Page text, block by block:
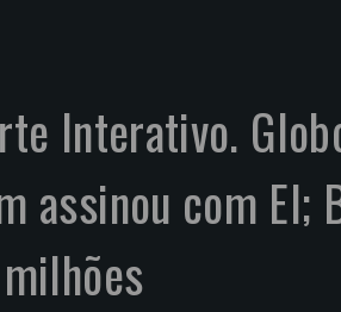
Interativo.
assinou com EI;